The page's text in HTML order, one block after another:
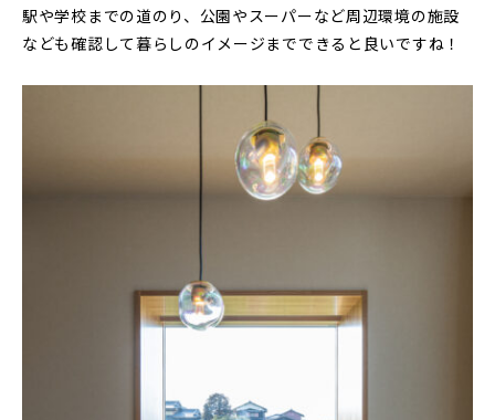
駅や学校までの道のり、公園やスーパーなど周辺環境の施設
なども確認して暮らしのイメージまでできると良いですね！